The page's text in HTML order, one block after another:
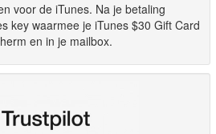
voor de iTunes. Na je betaling
key waarmee je iTunes $30 Gift Card
en in je mailbox.